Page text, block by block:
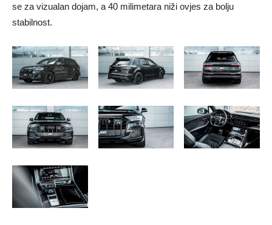
se za vizualan dojam, a 40 milimetara niži ovjes za bolju
stabilnost.